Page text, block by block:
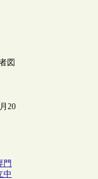
図
20
門
中